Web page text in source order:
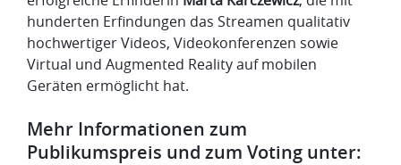
hunderten Erfindungen das Streamen qualitativ
hochwertiger Videos, Videokonferenzen sowie
Virtual und Augmented Reality auf mobilen
Geräten ermöglicht hat.
Mehr Informationen zum
Publikumspreis und zum Voting unter: